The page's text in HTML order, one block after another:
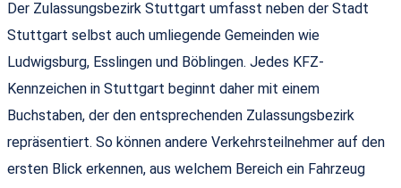
Der Zulassungsbezirk Stuttgart umfasst neben der Stadt
Stuttgart selbst auch umliegende Gemeinden wie
Ludwigsburg, Esslingen und Böblingen. Jedes KFZ-
Kennzeichen in Stuttgart beginnt daher mit einem
Buchstaben, der den entsprechenden Zulassungsbezirk
repräsentiert. So können andere Verkehrsteilnehmer auf den
ersten Blick erkennen, aus welchem Bereich ein Fahrzeug